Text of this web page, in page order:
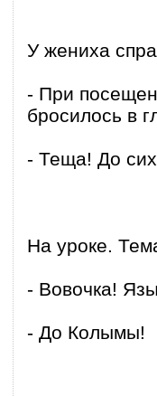
У жениха
- При
бросилось в
- Теща! До
На уроке.
- Вовочка!
- До Колымы!